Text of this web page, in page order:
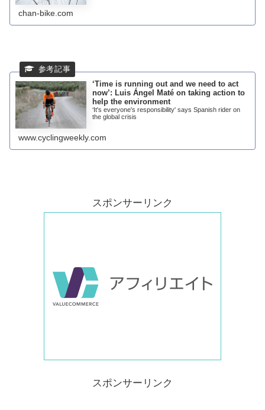
chan-bike.com
‘Time is running out and we need to act
now’: Luis Ángel Maté on taking action to
help the environment
‘It's everyone's responsibility' says Spanish rider on
the global crisis
www.cyclingweekly.com
スポンサーリンク
スポンサーリンク